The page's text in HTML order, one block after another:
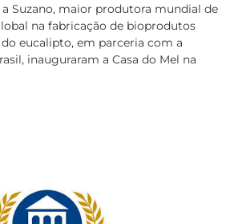
Suzano, maior produtora mundial de
na fabricação de bioprodutos
eucalipto, em parceria com a
inauguraram a Casa do Mel na